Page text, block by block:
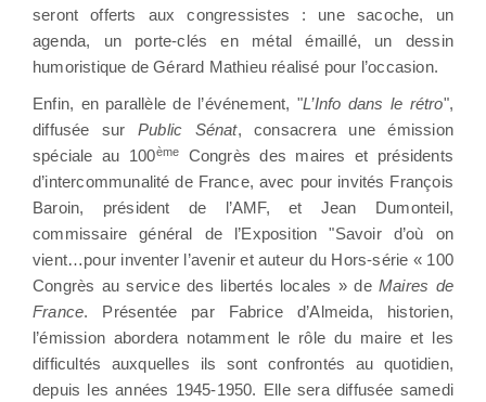
seront offerts aux congressistes : une sacoche, un
agenda, un porte-clés en métal émaillé, un dessin
humoristique de Gérard Mathieu réalisé pour l’occasion.
Enfin, en parallèle de l’événement, "L’Info dans le rétro",
diffusée sur Public Sénat, consacrera une émission
spéciale au 100ème
Congrès des maires et présidents
d’intercommunalité de France, avec pour invités François
Baroin, président de l’AMF, et Jean Dumonteil,
commissaire général de l’Exposition "Savoir d’où on
vient…pour inventer l’avenir et auteur du Hors-série « 100
Congrès au service des libertés locales » deMaires de
France. Présentée par Fabrice d’Almeida, historien,
l’émission abordera notamment le rôle du maire et les
difficultés auxquelles ils sont confrontés au quotidien,
depuis les années 1945-1950. Elle sera diffusée samedi